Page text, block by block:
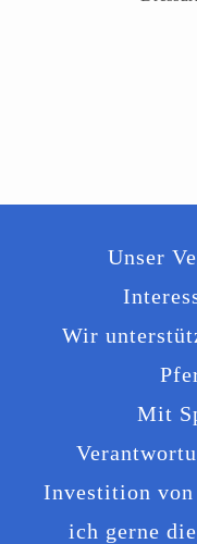
Unser
Wir
Mit
Investition
ich ger­ne